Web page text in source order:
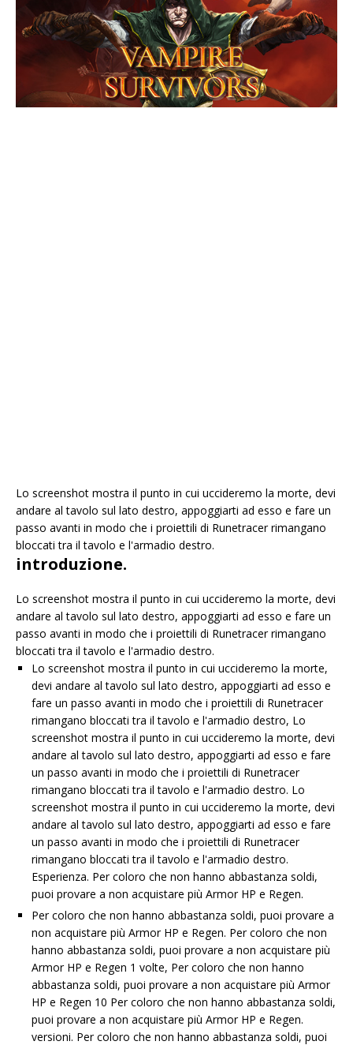
Lo screenshot mostra il punto in cui uccideremo la morte, devi
andare al tavolo sul lato destro, appoggiarti ad esso e fare un
passo avanti in modo che i proiettili di Runetracer rimangano
bloccati tra il tavolo e l'armadio destro.
introduzione.
Lo screenshot mostra il punto in cui uccideremo la morte, devi
andare al tavolo sul lato destro, appoggiarti ad esso e fare un
passo avanti in modo che i proiettili di Runetracer rimangano
bloccati tra il tavolo e l'armadio destro.
Lo screenshot mostra il punto in cui uccideremo la morte,
devi andare al tavolo sul lato destro, appoggiarti ad esso e
fare un passo avanti in modo che i proiettili di Runetracer
rimangano bloccati tra il tavolo e l'armadio destro, Lo
screenshot mostra il punto in cui uccideremo la morte, devi
andare al tavolo sul lato destro, appoggiarti ad esso e fare
un passo avanti in modo che i proiettili di Runetracer
rimangano bloccati tra il tavolo e l'armadio destro. Lo
screenshot mostra il punto in cui uccideremo la morte, devi
andare al tavolo sul lato destro, appoggiarti ad esso e fare
un passo avanti in modo che i proiettili di Runetracer
rimangano bloccati tra il tavolo e l'armadio destro.
Esperienza. Per coloro che non hanno abbastanza soldi,
puoi provare a non acquistare più Armor HP e Regen.
Per coloro che non hanno abbastanza soldi, puoi provare a
non acquistare più Armor HP e Regen. Per coloro che non
hanno abbastanza soldi, puoi provare a non acquistare più
Armor HP e Regen 1 volte, Per coloro che non hanno
abbastanza soldi, puoi provare a non acquistare più Armor
HP e Regen 10 Per coloro che non hanno abbastanza soldi,
puoi provare a non acquistare più Armor HP e Regen.
versioni. Per coloro che non hanno abbastanza soldi, puoi